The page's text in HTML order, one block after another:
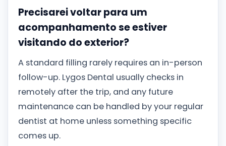
Precisarei voltar para um
acompanhamento se estiver
visitando do exterior?
A standard filling rarely requires an in-person
follow-up. Lygos Dental usually checks in
remotely after the trip, and any future
maintenance can be handled by your regular
dentist at home unless something specific
comes up.